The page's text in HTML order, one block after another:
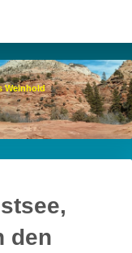
Weinhold
den